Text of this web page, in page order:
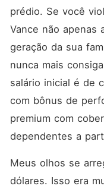
prédio. Se você
Vance não apenas
geração da sua
nunca mais
salário inicial é de
com bônus de
premium com
dependentes a
Meus olhos se
dólares. Isso era